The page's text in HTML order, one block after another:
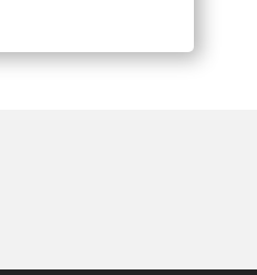
際認可。憑藉透